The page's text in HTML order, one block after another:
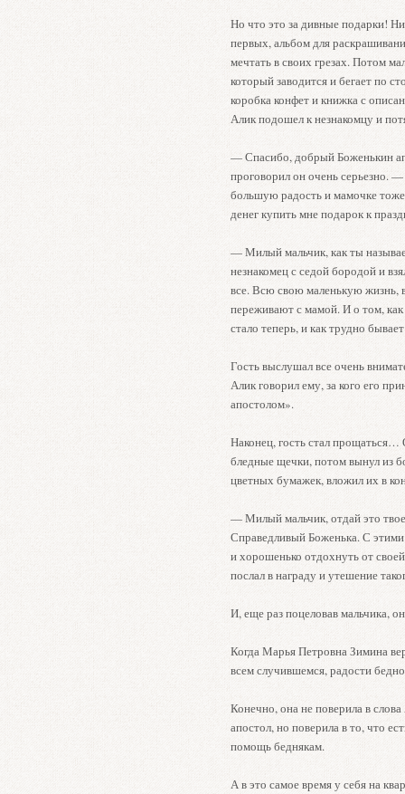
Но что это за дивные подарки!
первых, альбом для
мечтать в своих грезах. Потом
который заводится и бегает по
коробка конфет и книжка с
Алик подошел к незнакомцу и
— Спасибо, добрый Боженькин
проговорил он очень серьезно.
большую радость и мамочке
денег купить мне подарок к
— Милый мальчик, как ты
незнакомец с седой бородой и
все. Всю свою маленькую
переживают с мамой. И о том,
стало теперь, и как трудно
Гость выслушал все очень
Алик говорил ему, за кого его
апостолом».
Наконец, гость стал прощаться…
бледные щечки, потом вынул из
цветных бумажек, вложил их в
— Милый мальчик, отдай это
Справедливый Боженька. С
и хорошенько отдохнуть от
послал в награду и утешение
И, еще раз поцеловав мальчика,
Когда Марья Петровна Зимина
всем случившемся, радости
Конечно, она не поверила в
апостол, но поверила в то, что
помощь беднякам.
А в это самое время у себя на